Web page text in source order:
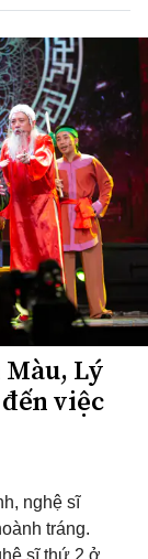
Lý
việc
nghệ sĩ
tráng.
sĩ thứ 2 ở